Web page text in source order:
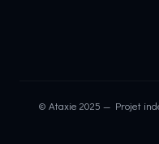
© Ataxie 2025 — Projet